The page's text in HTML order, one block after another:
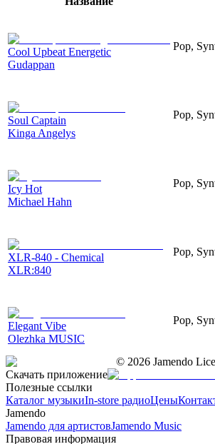
Cool Upbeat Energetic
Gudappan
Pop,
Soul Captain
Kinga Angelys
Pop,
Icy Hot
Michael Hahn
Pop,
XLR-840 - Chemical
XLR:840
Pop,
Elegant Vibe
Olezhka MUSIC
Pop,
© 2026 Jamendo
Скачать приложение
Полезные ссылки
Каталог музыкиIn-store радиоЦены
Jamendo
Jamendo для артистовJamendo Music
Правовая информация